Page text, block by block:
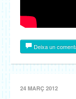
Deixa un
24 MARÇ 2012